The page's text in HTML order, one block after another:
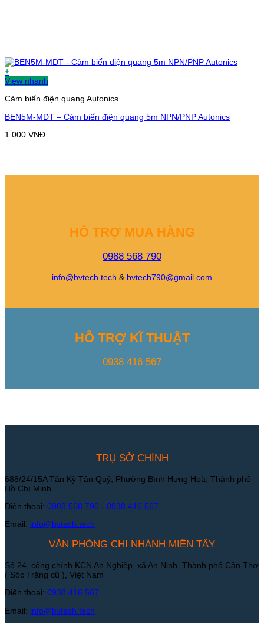
+
View nhanh
Cảm biến điện quang Autonics
BEN5M-MDT – Cảm biến điện quang 5m NPN/PNP Autonics
1.000 VNĐ
HỖ TRỢ MUA HÀNG
0988 568 790
info@bvtech.tech & bvtech790@gmail.com
HỖ TRỢ KĨ THUẬT
0938 416 567
TRỤ SỞ CHÍNH
688/24/15A Tân Kỳ Tân Quý, Phường Bình Hưng Hoà, Thành phố
Hồ Chí Minh
Điện thoại: 0988 568 790 - 0938 416 567
Email: info@bvtech.tech
VĂN PHÒNG CHI NHÁNH MIỀN TÂY
Số 24, cổng chính KCN An Nghiệp, xã An Ninh, Thành phố Cần Thơ
( Sóc Trăng cũ ), Việt Nam
Điện thoại: 0938 416 567
Email: info@bvtech.tech